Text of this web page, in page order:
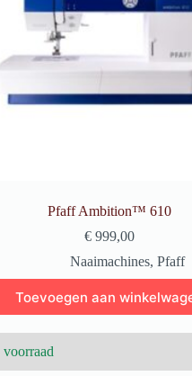
Pfaff Ambition™ 610
€ 999,00
Naaimachines,Pfaff
Toevoegen aan